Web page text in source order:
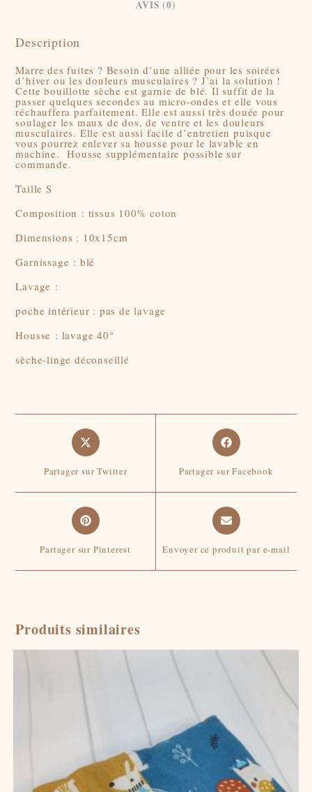
AVIS (0)
Description
Marre des fuites ? Besoin d’une alliée pour les soirées
d’hiver ou les douleurs musculaires ? J’ai la solution !
Cette bouillotte sèche est garnie de blé. Il suffit de la
passer quelques secondes au micro-ondes et elle vous
réchauffera parfaitement. Elle est aussi très douée pour
soulager les maux de dos, de ventre et les douleurs
musculaires. Elle est aussi facile d’entretien puisque
vous pourrez enlever sa housse pour le lavable en
machine. Housse supplémentaire possible sur
commande.
Taille S
Composition : tissus 100% coton
Dimensions : 10x15cm
Garnissage : blé
Lavage :
poche intérieur : pas de lavage
Housse : lavage 40°
sèche-linge déconseillé
Opens
in
window
Partager sur Twitter
Opens
in
window
Partager sur Facebook
Opens
in
window
Partager sur Pinterest
Opens
in
new
window
Envoyer ce produit par e-mail
Produits similaires